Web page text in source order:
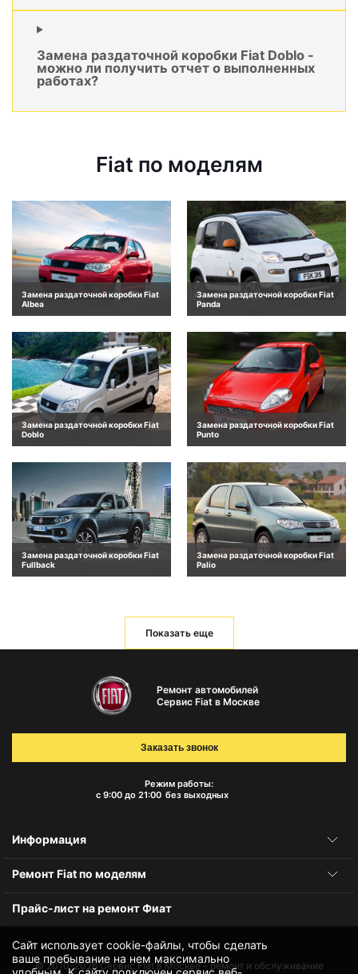
Замена раздаточной коробки Fiat Doblo -
можно ли получить отчет о выполненных
работах?
Fiat по моделям
Замена раздаточной коробки Fiat
Albea
Замена раздаточной коробки Fiat
Panda
Замена раздаточной коробки Fiat
Doblo
Замена раздаточной коробки Fiat
Punto
Замена раздаточной коробки Fiat
Fullback
Замена раздаточной коробки Fiat
Palio
Показать еще
Сайт использует cookie-файлы, чтобы сделать
ваше пребывание на нем максимально
Ремонт автомобилей
Сервис Fiat в Москве
Режим работы:
с 9:00 до 21:00 без выходных
Заказать звонок
Информация
Ремонт Fiat по моделям
Прайс-лист на ремонт Фиат
© 2010-2026Сервис Fiat в Москве – ремонт и обслуживание